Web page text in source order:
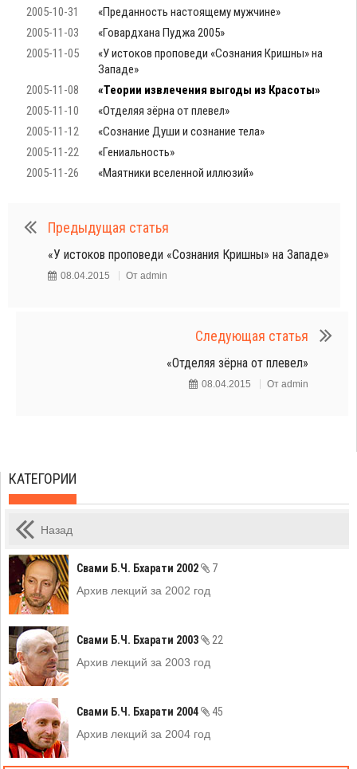
2005-10-31
«Преданность настоящему мужчине»
2005-11-03
«Говардхана Пуджа 2005»
2005-11-05
«У истоков проповеди «Сознания Кришны» на
Западе»
2005-11-08
«Теории извлечения выгоды из Красоты»
2005-11-10
«Отделяя зёрна от плевел»
2005-11-12
«Сознание Души и сознание тела»
2005-11-22
«Гениальность»
2005-11-26
«Маятники вселенной иллюзий»
Предыдущая статья
«У истоков проповеди «Сознания Кришны» на Западе»
08.04.2015 От admin
Следующая статья
«Отделяя зёрна от плевел»
08.04.2015 От admin
КАТЕГОРИИ
Назад
Свами Б.Ч. Бхарати 2002
7
Архив лекций за 2002 год
Свами Б.Ч. Бхарати 2003
22
Архив лекций за 2003 год
Свами Б.Ч. Бхарати 2004
45
Архив лекций за 2004 год